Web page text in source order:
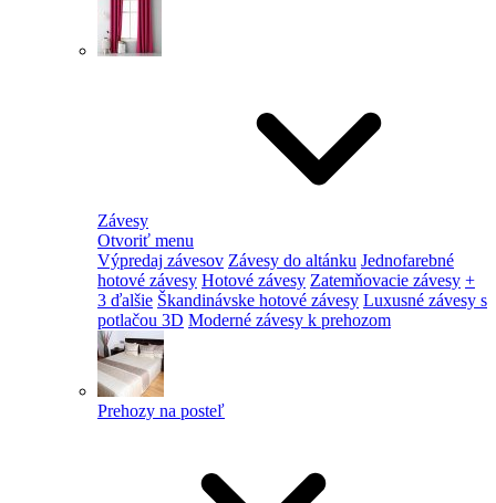
Závesy
Otvoriť menu
Výpredaj závesov Závesy do altánku Jednofarebné
hotové závesy Hotové závesy Zatemňovacie závesy +
3 ďalšie Škandinávske hotové závesy Luxusné závesy s
potlačou 3D Moderné závesy k prehozom
Prehozy na posteľ